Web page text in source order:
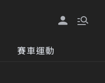
賽車運動